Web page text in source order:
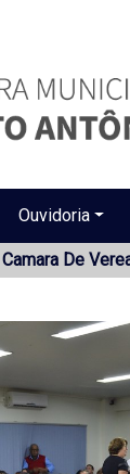
Ouvidoria
De